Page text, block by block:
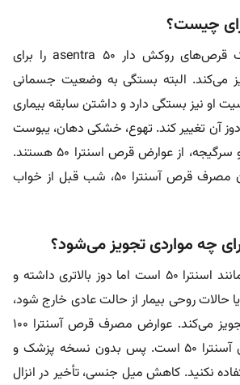
به طور معمول پزشک قرص‌های روکش دار asentra 50 را برای
می‌کند. البته بستگی به وضعیت جسمانی
او نیز بستگی دارد و داشتن سابقه بیماری
آن تغییر کند. تهوع، خشکی دهان، یبوست
یا اسهال یا بی‌خوابی و سرگیجه، از عوارض قرص اسنترا ۵۰ هستند.
در ضمن، بهترین زمان مصرف قرص آسنترا 50، شب قبل از خواب
قرص آسنترا ۱۰۰ هم مانند اسنترا ۵۰ است اما دوز بالاتری داشته و
حالات روحی بیمار از حالت عادی خارج شود،
پزشک آسنترا ۱۰۰ را تجویز می‌کند. عوارض مصرف قرص آسنترا ۱۰۰
بیشتر از عوارض قرص آسنترا ۵۰ است. پس بدون نسخه پزشک و
نکنید. کاهش میل جنسی، تأخیر در انزال